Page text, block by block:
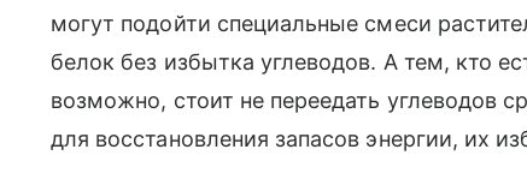
могут подойти специальные смеси
белок без избытка углеводов. А тем, кто
возможно, стоит не переедать углеводов
для восстановления запасов энергии, их